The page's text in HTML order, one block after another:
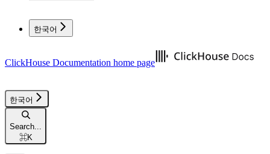
한국어
ClickHouse Documentation home page
한국어
Search...
⌘K